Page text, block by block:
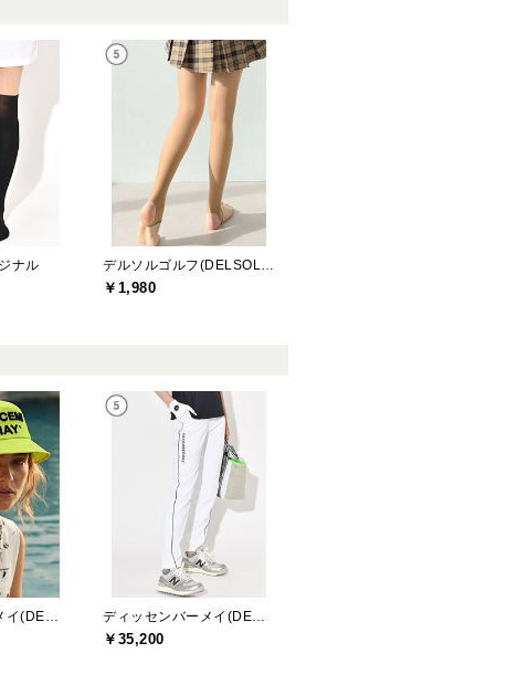
ナル
￥1,980
￥35,200